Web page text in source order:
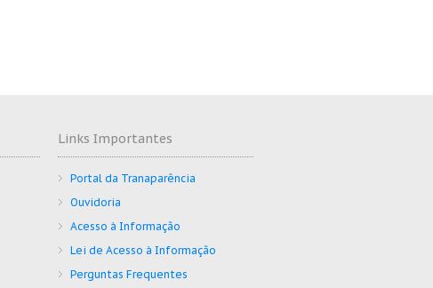
Links Importantes
Portal da Tranaparência
Ouvidoria
Acesso à Informação
Lei de Acesso à Informação
Perguntas Frequentes